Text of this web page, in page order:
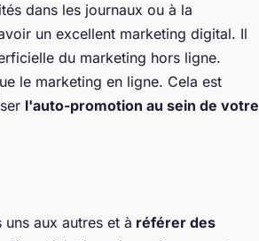
dans les journaux ou à la
un excellent marketing digital. Il
du marketing hors ligne.
le marketing en ligne. Cela est
l'auto-promotion au sein de votre
aux autres et à référer des